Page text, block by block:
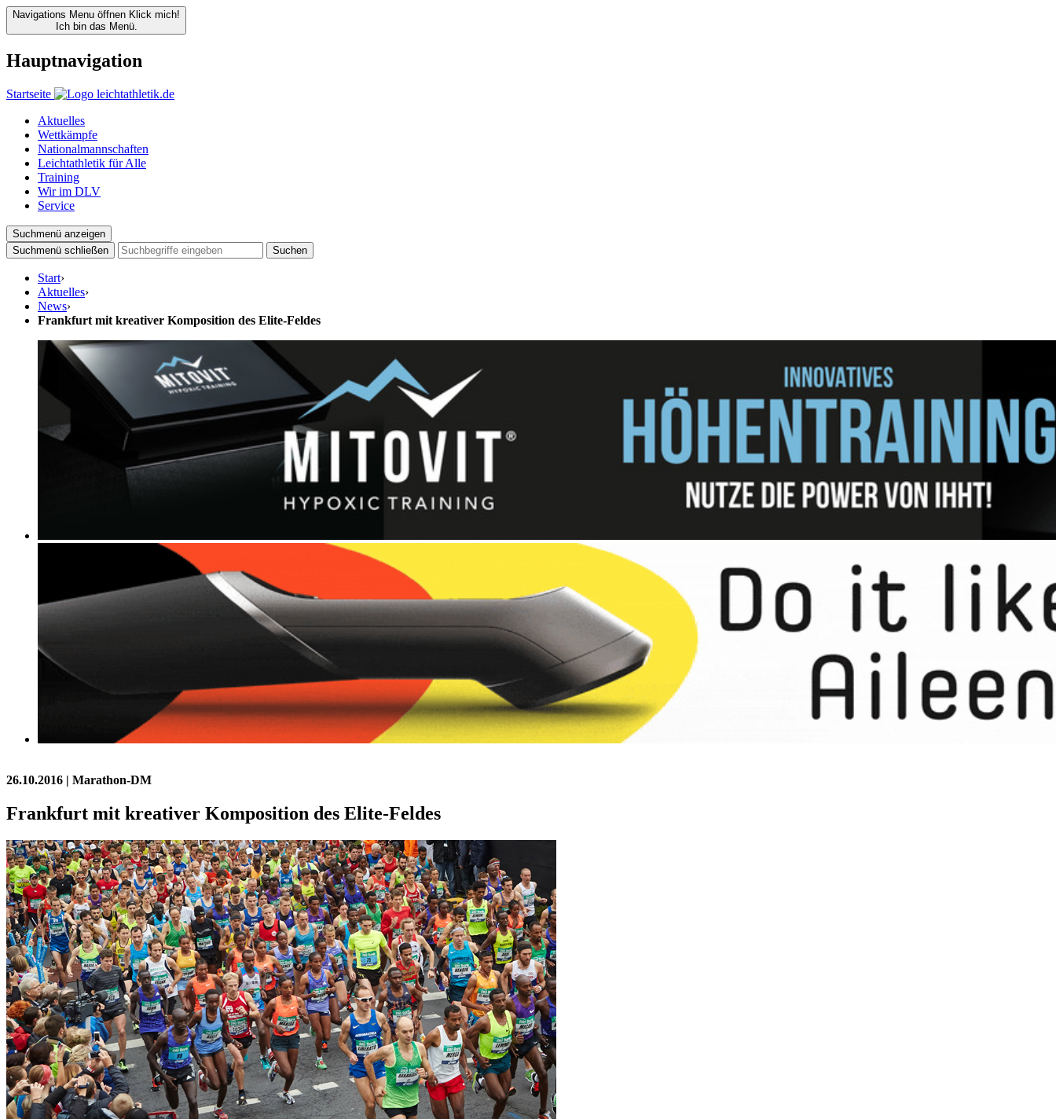
Navigations Menu öffnen Klick mich!
Ich bin das Menü.
Hauptnavigation
Startseite
Aktuelles
Wettkämpfe
Nationalmannschaften
Leichtathletik für Alle
Training
Wir im DLV
Service
Suchmenü anzeigen
Suchmenü schließen
Suchen
Start›
Aktuelles›
News›
Frankfurt mit kreativer Komposition des Elite-Feldes
26.10.2016 | Marathon-DM
Frankfurt mit kreativer Komposition des Elite-Feldes